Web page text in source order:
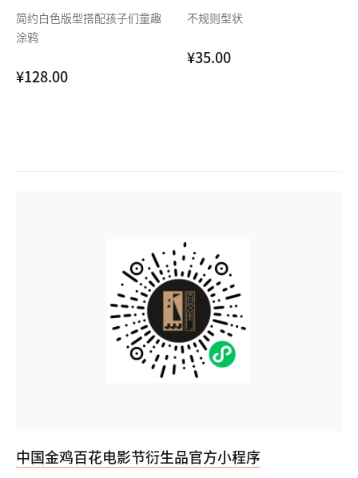
简约白色版型搭配孩子们童趣
涂鸦
¥128.00
不规则型状
¥35.00
中国金鸡百花电影节衍生品官方小程序